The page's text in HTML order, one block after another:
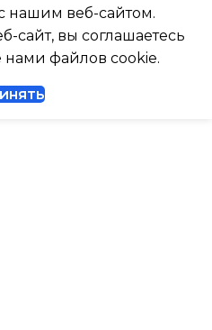
316
нашим веб-сайтом.
сайт, вы соглашаетесь
нами файлов cookie.